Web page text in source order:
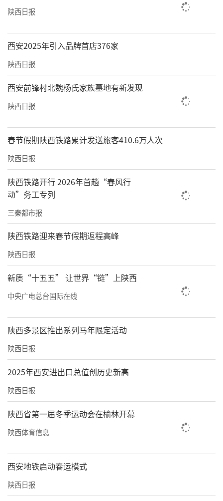
陕西日报
西安2025年引入品牌首店376家
陕西日报
西安前锋村北魏杨氏家族墓地有新发现
陕西日报
春节假期陕西铁路累计发送旅客410.6万人次
陕西日报
陕西铁路开行 2026年首趟“春风行
动”务工专列
三秦都市报
陕西铁路迎来春节假期返程高峰
陕西日报
新质“十五五” 让世界“链”上陕西
中央广电总台国际在线
陕西多景区推出系列马年限定活动
陕西日报
2025年西安进出口总值创历史新高
陕西日报
陕西省第一届冬季运动会在榆林开幕
陕西体育信息
西安地铁启动春运模式
陕西日报